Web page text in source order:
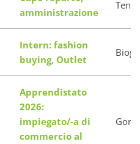
amministrazione
Intern: fashion
buying, Outlet
Apprendistato
2026:
impiegato/-a di
commercio al